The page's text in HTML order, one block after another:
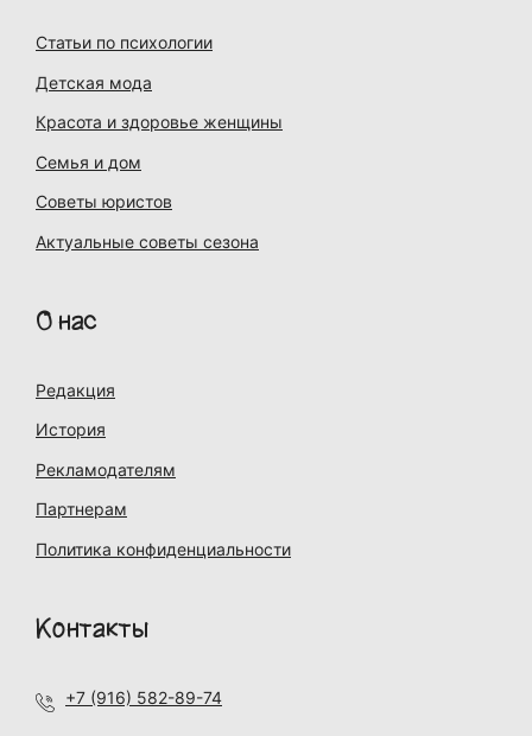
Статьи по психологии
Детская мода
Красота и здоровье женщины
Семья и дом
Советы юристов
Актуальные советы сезона
О нас
Редакция
История
Рекламодателям
Партнерам
Политика конфиденциальности
Контакты
+7 (916) 582-89-74